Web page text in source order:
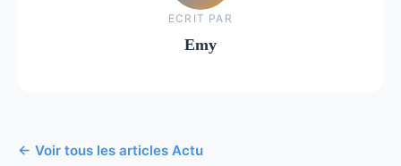
ECRIT PAR
Emy
← Voir tous les articles Actu